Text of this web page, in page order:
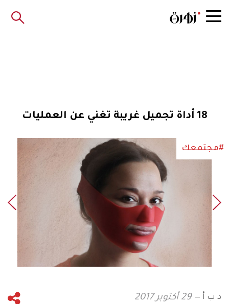
18 أداة تجميل غريبة تغني عن العمليات
#مجتمعك
د ب أ 29 أكتوبر 2017